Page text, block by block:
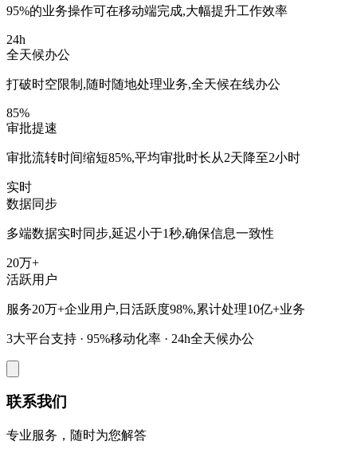
95%的业务操作可在移动端完成,大幅提升工作效率
24h
全天候办公
打破时空限制,随时随地处理业务,全天候在线办公
85%
审批提速
审批流转时间缩短85%,平均审批时长从2天降至2小时
实时
数据同步
多端数据实时同步,延迟小于1秒,确保信息一致性
20万+
活跃用户
服务20万+企业用户,日活跃度98%,累计处理10亿+业务
3大平台支持 · 95%移动化率 · 24h全天候办公
联系我们
专业服务，随时为您解答